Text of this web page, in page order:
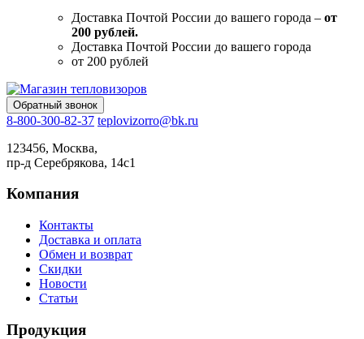
Доставка Почтой России до вашего города – от
200 рублей.
Доставка Почтой России до вашего города
от 200 рублей
Обратный звонок
8-800-300-82-37 teplovizorro@bk.ru
123456, Москва,
пр-д Серебрякова, 14с1
Компания
Контакты
Доставка и оплата
Обмен и возврат
Скидки
Новости
Статьи
Продукция